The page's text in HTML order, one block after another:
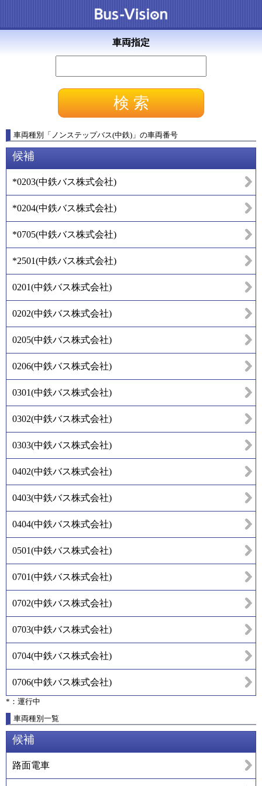
車両指定
車両種別 「 ノンステップバス(中鉄) 」 の車両番号
候補
*0203(中鉄バス株式会社)
*0204(中鉄バス株式会社)
*0705(中鉄バス株式会社)
*2501(中鉄バス株式会社)
0201(中鉄バス株式会社)
0202(中鉄バス株式会社)
0205(中鉄バス株式会社)
0206(中鉄バス株式会社)
0301(中鉄バス株式会社)
0302(中鉄バス株式会社)
0303(中鉄バス株式会社)
0402(中鉄バス株式会社)
0403(中鉄バス株式会社)
0404(中鉄バス株式会社)
0501(中鉄バス株式会社)
0701(中鉄バス株式会社)
0702(中鉄バス株式会社)
0703(中鉄バス株式会社)
0704(中鉄バス株式会社)
0706(中鉄バス株式会社)
*：運行中
車両種別一覧
候補
路面電車